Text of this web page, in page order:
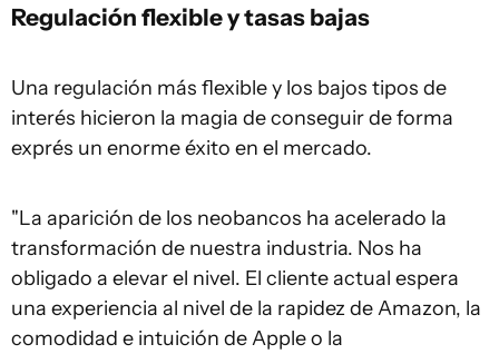
Regulación flexible y tasas bajas
Una regulación más flexible y los bajos tipos de
interés hicieron la magia de conseguir de forma
exprés un enorme éxito en el mercado.
"La aparición de los neobancos ha acelerado la
transformación de nuestra industria. Nos ha
obligado a elevar el nivel. El cliente actual espera
una experiencia al nivel de la rapidez de Amazon, la
comodidad e intuición de Apple o la